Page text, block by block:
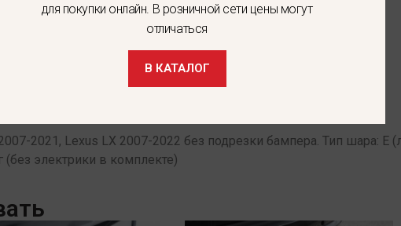
2021, Lexus LX 2007-2022 без подрезки бампера. Тип шара:
(без электрики в комплекте)
для покупки онлайн. В розничной сети цены могут
отличаться
В КАТАЛОГ